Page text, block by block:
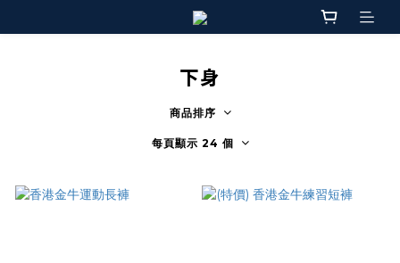
下身
商品排序
每頁顯示 24 個